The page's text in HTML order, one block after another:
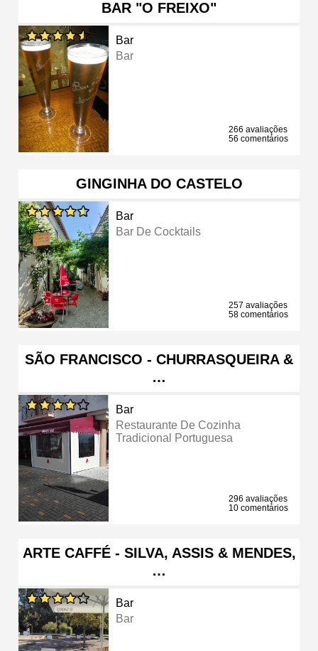
BAR "O FREIXO"
Bar
Bar
266 avaliações
56 comentários
GINGINHA DO CASTELO
Bar
Bar De Cocktails
257 avaliações
58 comentários
SÃO FRANCISCO - CHURRASQUEIRA &
…
Bar
Restaurante De Cozinha
Tradicional Portuguesa
296 avaliações
10 comentários
ARTE CAFFÉ - SILVA, ASSIS & MENDES,
…
Bar
Bar